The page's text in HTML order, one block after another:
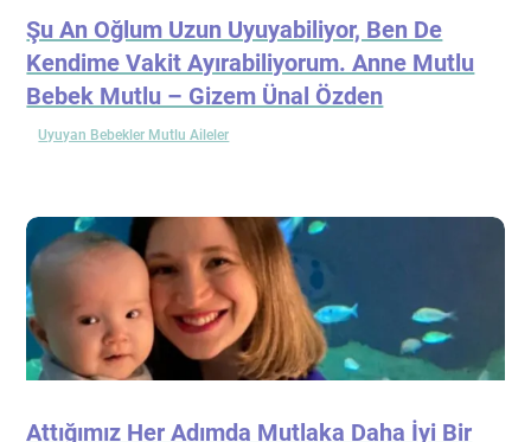
Şu An Oğlum Uzun Uyuyabiliyor, Ben De
Kendime Vakit Ayırabiliyorum. Anne Mutlu
Bebek Mutlu – Gizem Ünal Özden
Uyuyan Bebekler Mutlu Aileler
Attığımız Her Adımda Mutlaka Daha İyi Bir